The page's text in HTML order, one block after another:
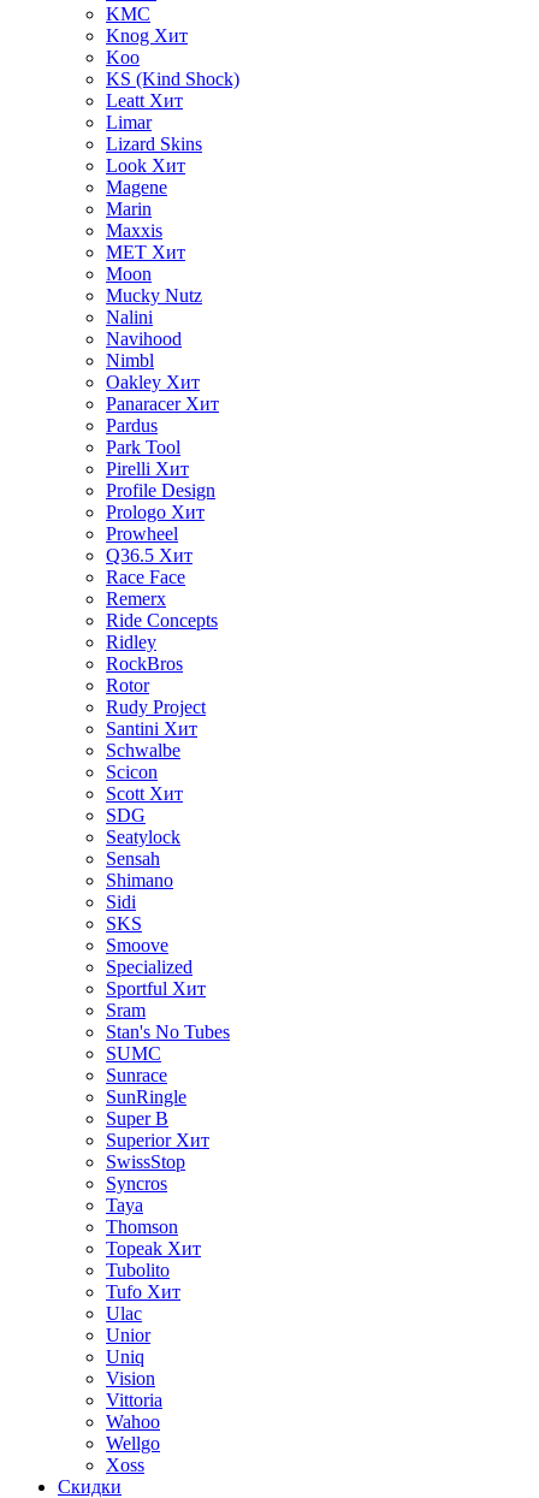
KMC
Knog Хит
Koo
KS (Kind Shock)
Leatt Хит
Limar
Lizard Skins
Look Хит
Magene
Marin
Maxxis
MET Хит
Moon
Mucky Nutz
Nalini
Navihood
Nimbl
Oakley Хит
Panaracer Хит
Pardus
Park Tool
Pirelli Хит
Profile Design
Prologo Хит
Prowheel
Q36.5 Хит
Race Face
Remerx
Ride Concepts
Ridley
RockBros
Rotor
Rudy Project
Santini Хит
Schwalbe
Scicon
Scott Хит
SDG
Seatylock
Sensah
Shimano
Sidi
SKS
Smoove
Specialized
Sportful Хит
Sram
Stan's No Tubes
SUMC
Sunrace
SunRingle
Super B
Superior Хит
SwissStop
Syncros
Taya
Thomson
Topeak Хит
Tubolito
Tufo Хит
Ulac
Unior
Uniq
Vision
Vittoria
Wahoo
Wellgo
Xoss
Скидки